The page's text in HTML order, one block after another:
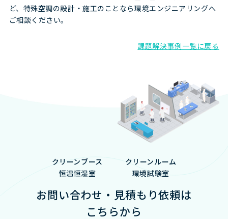
ど、特殊空調の設計・施工のことなら環境エンジニアリングへ
ご相談ください。
課題解決事例一覧に戻る
クリーンブース
クリーンルーム
恒温恒湿室
環境試験室
お問い合わせ・見積もり依頼は
こちらから